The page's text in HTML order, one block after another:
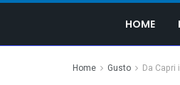
HOME
Home Gusto Da